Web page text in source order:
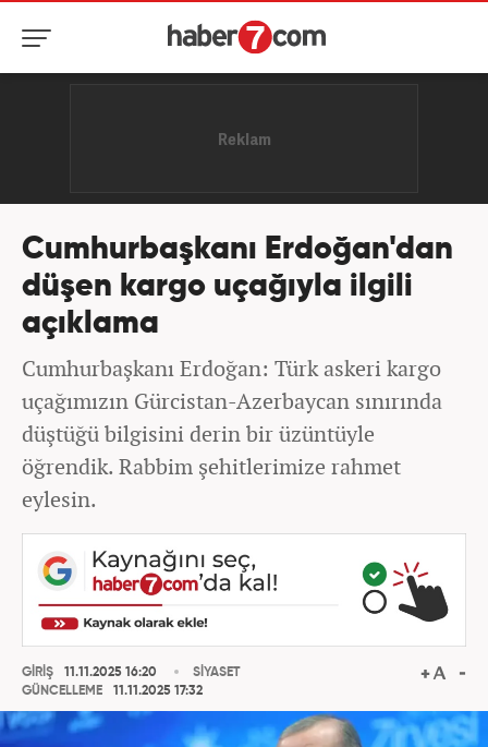
Cumhurbaşkanı Erdoğan'dan
düşen kargo uçağıyla ilgili
açıklama
Cumhurbaşkanı Erdoğan: Türk askeri kargo
uçağımızın Gürcistan-Azerbaycan sınırında
düştüğü bilgisini derin bir üzüntüyle
öğrendik. Rabbim şehitlerimize rahmet
eylesin.
GİRİŞ
11.11.2025 16:20
GÜNCELLEME
11.11.2025 17:32
SİYASET